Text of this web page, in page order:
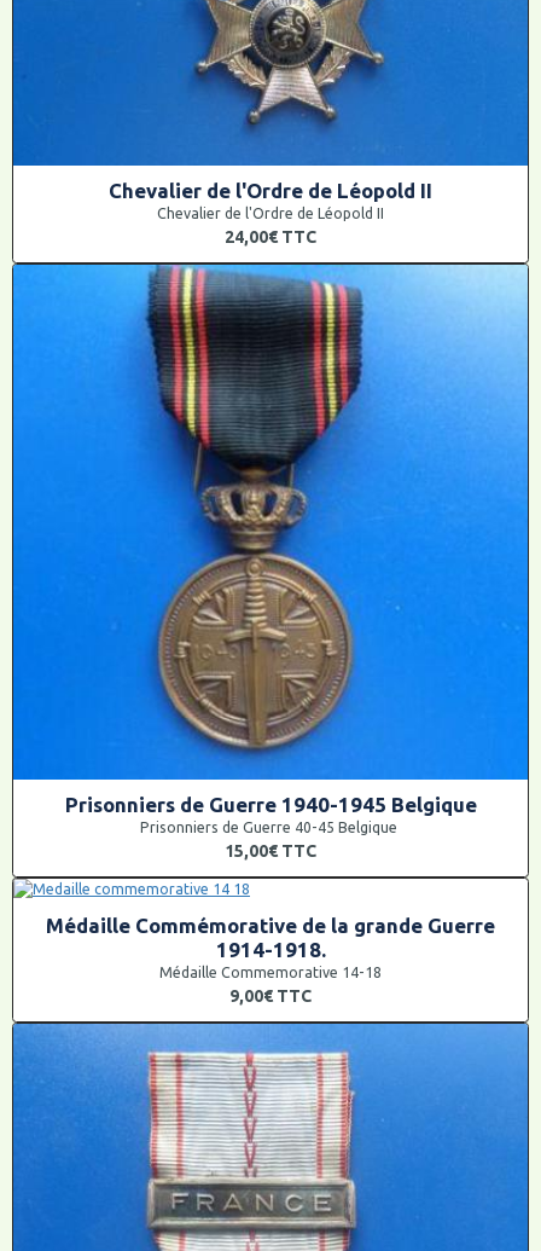
Chevalier de l'Ordre de Léopold II
Chevalier de l'Ordre de Léopold II
24,00€ TTC
Prisonniers de Guerre 1940-1945 Belgique
Prisonniers de Guerre 40-45 Belgique
15,00€ TTC
Médaille Commémorative de la grande Guerre
1914-1918.
Médaille Commemorative 14-18
9,00€ TTC